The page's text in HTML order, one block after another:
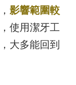
影響範圍較
使用潔牙工
大多能回到